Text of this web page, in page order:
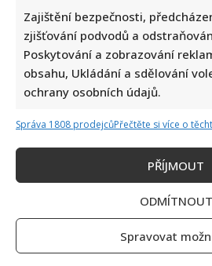
Zajištění bezpečnosti,
zjišťování podvodů a
Poskytování a zobrazování
obsahu, Ukládání a sdělování
ochrany osobních údajů.
Správa 1808 prodejcůPřečtěte si více o
PŘÍJMOUT
ODMÍTNOUT
Spravovat